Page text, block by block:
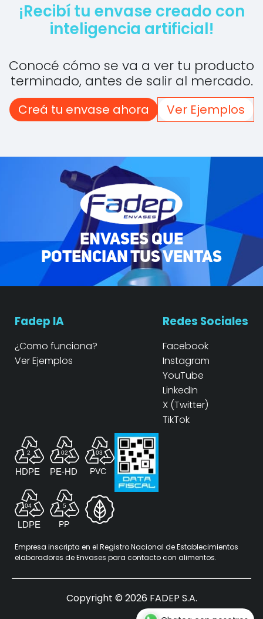
¡Recibí tu envase creado con
inteligencia artificial!
Conocé cómo se va a ver tu producto
terminado, antes de salir al mercado.
Creá tu envase ahora Ver Ejemplos
ENVASES QUE
POTENCIAN TUS VENTAS
Fadep IA
¿Como funciona?
Ver Ejemplos
Redes Sociales
Facebook
Instagram
YouTube
LinkedIn
X (Twitter)
TikTok
Empresa inscripta en el Registro Nacional de Establecimientos
elaboradores de Envases para contacto con alimentos.
Copyright © 2026 FADEP S.A.